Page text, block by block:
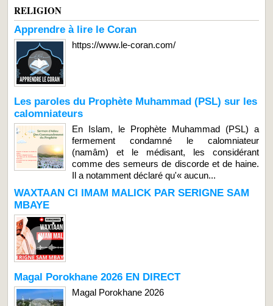
RELIGION
Apprendre à lire le Coran
https://www.le-coran.com/
Les paroles du Prophète Muhammad (PSL) sur les
calomniateurs
En Islam, le Prophète Muhammad (PSL) a
fermement condamné le calomniateur
(namâm) et le médisant, les considérant
comme des semeurs de discorde et de haine.
Il a notamment déclaré qu'« aucun...
WAXTAAN CI IMAM MALICK PAR SERIGNE SAM
MBAYE
Magal Porokhane 2026 EN DIRECT
Magal Porokhane 2026